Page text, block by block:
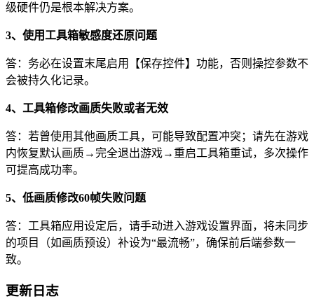
级硬件仍是根本解决方案。
3、使用工具箱敏感度还原问题
答：务必在设置末尾启用【保存控件】功能，否则操控参数不
会被持久化记录。
4、工具箱修改画质失败或者无效
答：若曾使用其他画质工具，可能导致配置冲突；请先在游戏
内恢复默认画质→完全退出游戏→重启工具箱重试，多次操作
可提高成功率。
5、低画质修改60帧失败问题
答：工具箱应用设定后，请手动进入游戏设置界面，将未同步
的项目（如画质预设）补设为“最流畅”，确保前后端参数一
致。
更新日志